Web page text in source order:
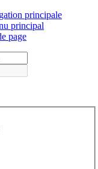
principale
principal
page